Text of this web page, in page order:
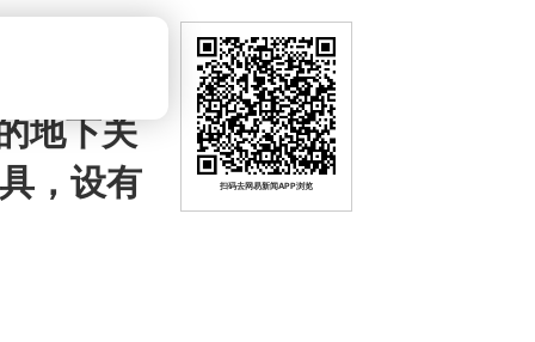
地下关
，设有
扫码去网易新闻APP浏览